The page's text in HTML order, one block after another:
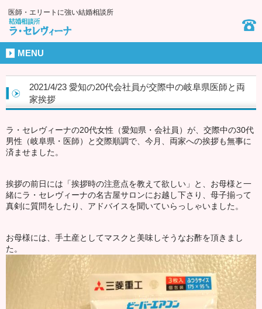
医師・エリートに強い結婚相談所
MENU
2021/4/23 愛知の20代会社員が交際中の岐阜県医師と両
家挨拶
ラ・セレヴィーナの20代女性（愛知県・会社員）が、交際中の30代
男性（岐阜県・医師）と交際順調で、今月、両家への挨拶も無事に
済ませました。
挨拶の前日には「挨拶時の注意点を教えて欲しい」と、お母様と一
緒にラ・セレヴィーナの名古屋サロンにお越し下さり、母子揃って
真剣に質問をしたり、アドバイスを聞いていらっしゃいました。
お母様には、手土産としてマスクと美味しそうなお酢を頂きまし
た。